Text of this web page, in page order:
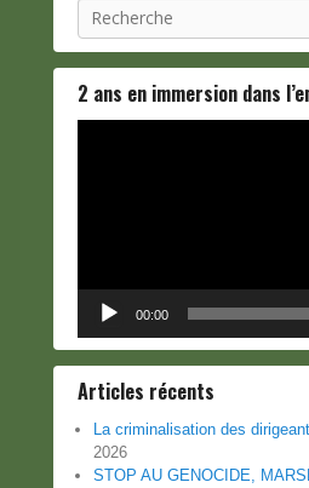
Recherche
2 ans en immersion dans
00:00
Articles récents
La criminalisation des
2026
STOP AU GENOCIDE,